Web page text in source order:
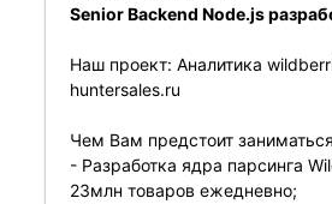
Senior Backend Node.js
Наш проект: Аналитика
huntersales.ru
Чем Вам предстоит
- Разработка ядра парсинга
23млн товаров ежедневно;